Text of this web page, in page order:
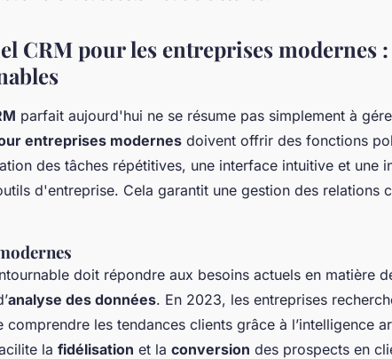
CRM pour les entreprises modernes
parfait aujourd'hui ne se résume pas simplement à
entreprises modernes doivent offrir des fonctions
des tâches répétitives, une interface intuitive et une
d'entreprise. Cela garantit une gestion des relations
doit répondre aux besoins actuels en matière
analyse des données. En 2023, les entreprises
comprendre les tendances clients grâce à l’intelligence
la fidélisation et la conversion des prospects en